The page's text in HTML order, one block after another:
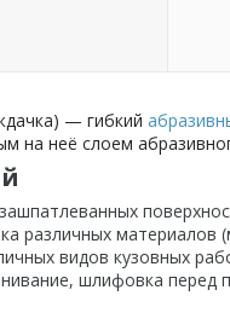
— гибкий
на неё слоем
различных материалов
видов кузовных
шлифовка перед